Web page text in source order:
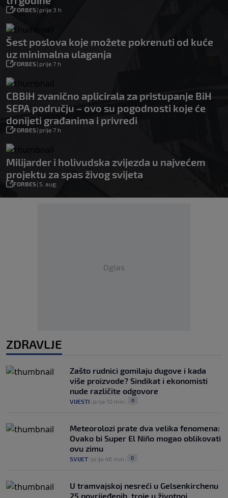
FORBES| prije 3 h
Šest poslova koje možete pokrenuti od kuće
uz minimalna ulaganja
FORBES| prije 7 h
CBBiH zvanično aplicirala za pristupanje BiH
SEPA području – ovo su pogodnosti koje će
donijeti građanima i privredi
FORBES| prije 7 h
Milijarder i holivudska zvijezda u najvećem
projektu za spas živog svijeta
FORBES| 5. aug.
Oglas
ZDRAVLJE
Zašto rudnici gomilaju dugove i kada
više proizvode? Sindikat i ekonomisti
nude različite odgovore
VIJESTI prije 10 min 0
Meteorolozi prate dva velika fenomena:
Ovako bi Super El Niño mogao oblikovati
ovu zimu
SVIJET prije 46 min 0
U tramvajskoj nesreći u Gelsenkirchenu
25 povrijeđenih, troje u životnoj